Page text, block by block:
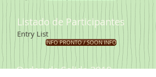
Listado de Participantes
​Entry List
INFO PRONTO / SOON INFO
Orden de Salida 2019